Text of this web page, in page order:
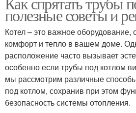
полезные советы и
Котел – это важное
комфорт и тепло в вашем доме.
расположение часто вызывает
особенно если трубы под котлом
мы рассмотрим различные
под котлом, сохранив при этом
безопасность системы отопления.